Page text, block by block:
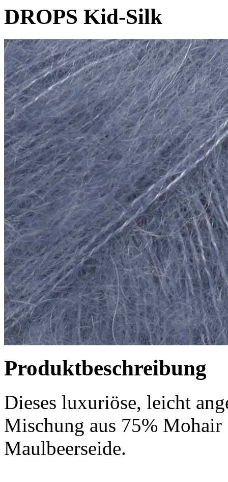
DROPS Kid-Silk
Produktbeschreibung
Dieses luxuriöse, leicht
Mischung aus 75%
Maulbeerseide.